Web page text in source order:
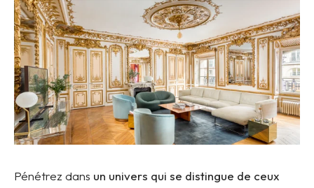
Pénétrez dans un univers qui se distingue de ceux